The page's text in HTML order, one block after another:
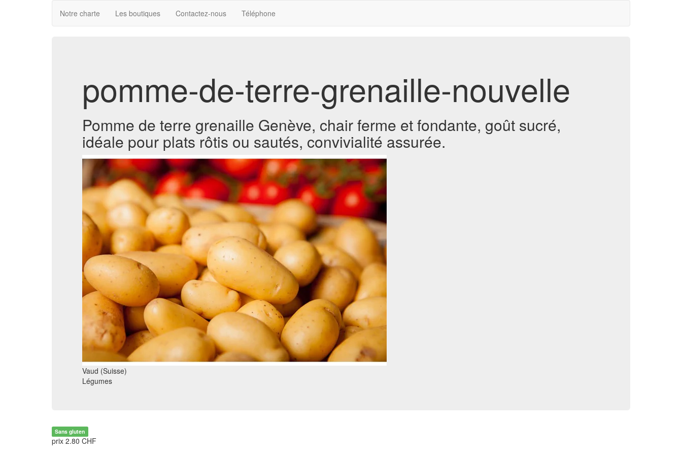
Notre charte Les boutiques Contactez-nous Téléphone
pomme-de-terre-grenaille-nouvelle
Pomme de terre grenaille Genève, chair ferme et fondante, goût sucré,
idéale pour plats rôtis ou sautés, convivialité assurée.
Vaud (Suisse)
Légumes
Sans gluten
prix 2.80 CHF